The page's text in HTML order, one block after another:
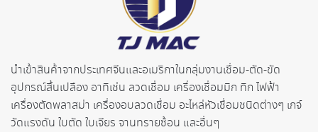
นำเข้าสินค้าจากประเทศจีนและอเมริกาในกลุ่มงานเชื่อม-ตัด-ขัด
อุปกรณ์สิ้นเปลือง อาทิเช่น ลวดเชื่อม เครื่องเชื่อมมิก ทิก ไฟฟ้า
เครื่องตัดพลาสม่า เครื่องอบลวดเชื่อม อะไหล่หัวเชื่อมชนิดต่างๆ เกจ์
วัดแรงดัน ใบตัด ใบเจียร จานทรายซ้อน และอื่นๆ